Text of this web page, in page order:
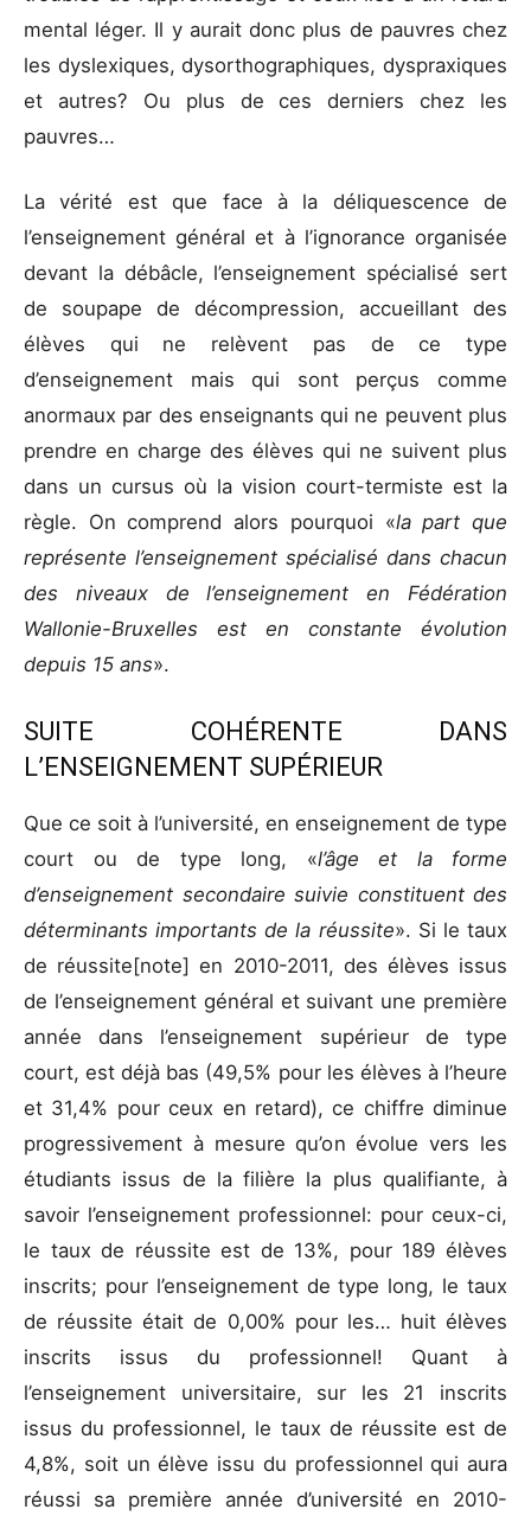
mental léger. Il y aurait donc plus de pauvres chez
les dyslexiques, dysorthographiques, dyspraxiques
et autres? Ou plus de ces derniers chez les
pauvres…
La vérité est que face à la déliquescence de
l’enseignement général et à l’ignorance organisée
devant la débâcle, l’enseignement spécialisé sert
de soupape de décompression, accueillant des
élèves qui ne relèvent pas de ce type
d’enseignement mais qui sont perçus comme
anormaux par des enseignants qui ne peuvent plus
prendre en charge des élèves qui ne suivent plus
dans un cursus où la vision court-termiste est la
règle. On comprend alors pourquoi «la part que
représente l’enseignement spécialisé dans chacun
des niveaux de l’enseignement en Fédération
Wallonie-Bruxelles est en constante évolution
depuis 15 ans».
SUITE COHÉRENTE DANS
L’ENSEIGNEMENT SUPÉRIEUR
Que ce soit à l’université, en enseignement de type
court ou de type long, «l’âge et la forme
d’enseignement secondaire suivie constituent des
déterminants importants de la réussite». Si le taux
de réussite[note] en 2010-2011, des élèves issus
de l’enseignement général et suivant une première
année dans l’enseignement supérieur de type
court, est déjà bas (49,5% pour les élèves à l’heure
et 31,4% pour ceux en retard), ce chiffre diminue
progressivement à mesure qu’on évolue vers les
étudiants issus de la filière la plus qualifiante, à
savoir l’enseignement professionnel: pour ceux-ci,
le taux de réussite est de 13%, pour 189 élèves
inscrits; pour l’enseignement de type long, le taux
de réussite était de 0,00% pour les… huit élèves
inscrits issus du professionnel! Quant à
l’enseignement universitaire, sur les 21 inscrits
issus du professionnel, le taux de réussite est de
4,8%, soit un élève issu du professionnel qui aura
réussi sa première année d’université en 2010-